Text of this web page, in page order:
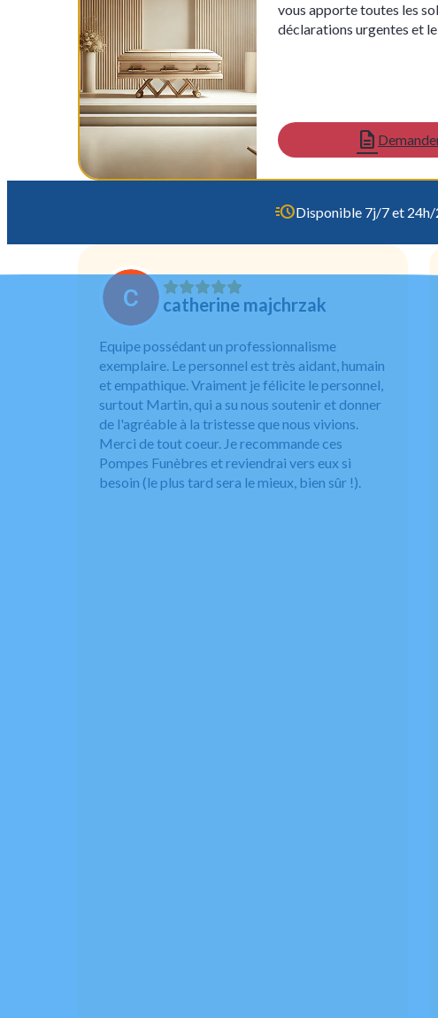
vous apporte toutes les
déclarations urgentes et
Disponible 7j/7 et
catherine majchrzak
Equipe possédant un professionnalisme
exemplaire. Le personnel est très aidant, humain
et empathique. Vraiment je félicite le personnel,
surtout Martin, qui a su nous soutenir et donner
de l'agréable à la tristesse que nous vivions.
Merci de tout coeur. Je recommande ces
Pompes Funèbres et reviendrai vers eux si
besoin (le plus tard sera le mieux, bien sûr !).